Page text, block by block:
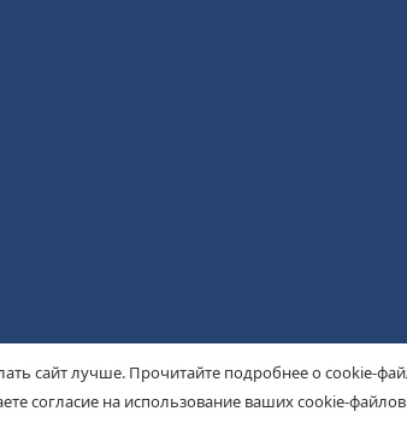
сайт лучше. Прочитайте подробнее о cookie-
согласие на использование ваших cookie-